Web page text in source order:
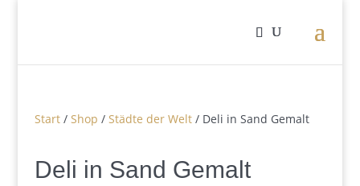
Start/ Shop / Städte der Welt/ Deli in Sand Gemalt
Deli in Sand Gemalt